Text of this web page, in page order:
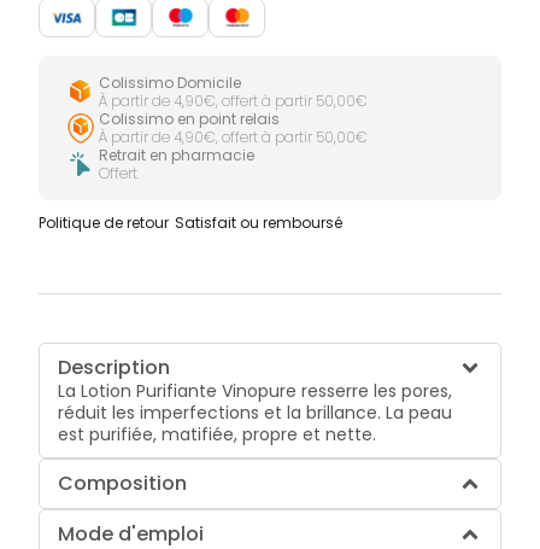
Colissimo Domicile
À partir de 4,90€, offert à partir 50,00€
Colissimo en point relais
À partir de 4,90€, offert à partir 50,00€
Retrait en pharmacie
Offert
Politique de retour Satisfait ou remboursé
Description
La Lotion Purifiante Vinopure resserre les pores,
réduit les imperfections et la brillance. La peau
est purifiée, matifiée, propre et nette.
Composition
Mode d'emploi